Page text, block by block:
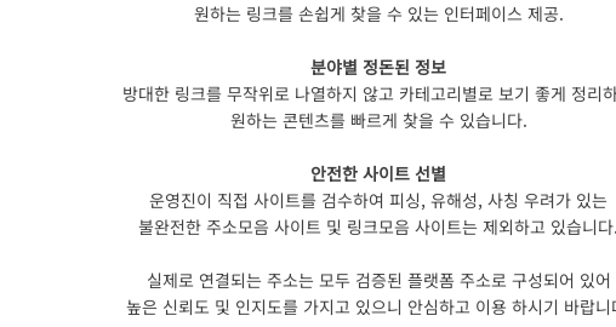
원하는 링크를 손쉽게 찾을 수 있는 인터페이스 제공.
분야별 정돈된 정보
방대한 링크를 무작위로 나열하지 않고 카테고리별로 보기 좋게 정리
원하는 콘텐츠를 빠르게 찾을 수 있습니다.
안전한 사이트 선별
운영진이 직접 사이트를 검수하여 피싱, 유해성, 사칭 우려가 있는
불완전한 주소모음 사이트 및 링크모음 사이트는 제외하고 있습니다.
실제로 연결되는 주소는 모두 검증된 플랫폼 주소로 구성되어 있어
높은 신뢰도 및 인지도를 가지고 있으니 안심하고 이용 하시기 바랍니